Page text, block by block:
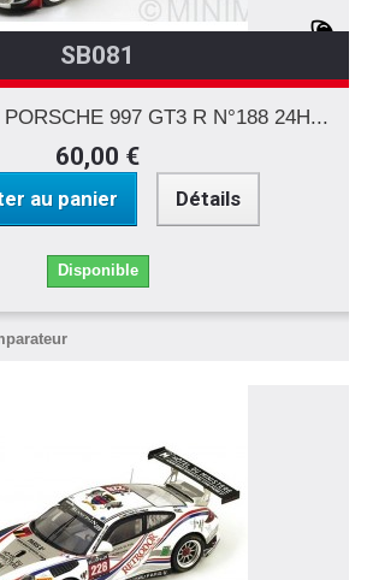
SB081
997 GT3 R N°188 24H...
60,00 €
au panier Détails
Disponible